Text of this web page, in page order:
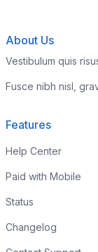
About Us
Vestibulum quis
Fusce nibh nisl,
Features
Help Center
Paid with Mobile
Status
Changelog